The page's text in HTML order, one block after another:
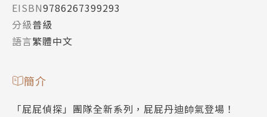
EISBN9786267399293
分級普級
語言繁體中文
簡介
「屁屁偵探」團隊全新系列，屁屁丹迪帥氣登場！